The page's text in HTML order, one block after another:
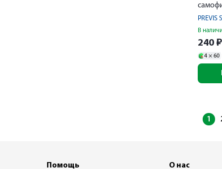
4мх4см
PREVIS
В
240 ₽
4 × 60
1
Помощь
О нас